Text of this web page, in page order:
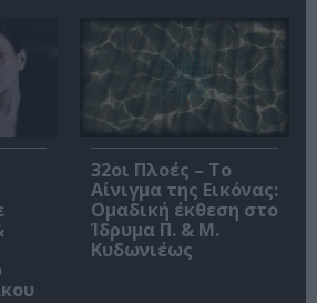
32οι Πλοές – Το
Αίνιγμα της Εικόνας:
Ομαδική έκθεση στο
Ίδρυμα Π. & Μ.
Κυδωνιέως